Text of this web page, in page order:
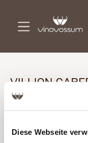
Diese Webseite
VILLION